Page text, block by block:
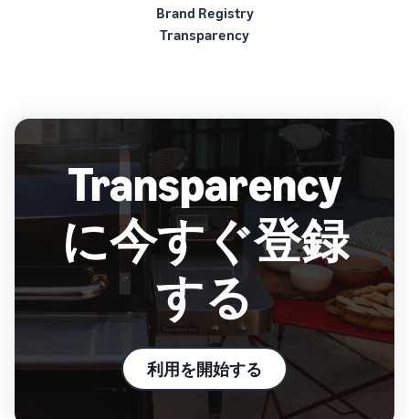
Brand Registry
Transparency
Transparency
に今すぐ登録
する
利用を開始する